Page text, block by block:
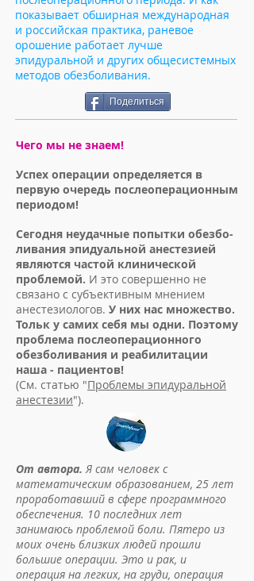
Чего мы не знаем!
Успех операции определяется в
первую очередь послеоперационным
периодом!
Сегодня неудачные попытки обезбо-
ливания эпидуальной анестезией
являются частой клинической
проблемой. И это совершенно не
связано с субъективным мнением
анестезиологов. У них нас множество.
Тольк у самих себя мы одни. Поэтому
проблема послеоперационного
обезболивания и реабилитации
наша - пациентов!
(См. статью "Проблемы эпидуральной
анестезии").
показывает обширная международная
и российская практика, раневое
орошение работает лучше
эпидуральной и других общесистемных
методов обезболивания.
От автора.Я сам человек с
математическим образованием, 25 лет
проработавший в сфере программного
обеспечения. 10 последних лет
занимаюсь проблемой боли. Пятеро из
моих очень близких людей прошли
большие операции. Это и рак, и
операция на легких, на груди, операция
Поделиться